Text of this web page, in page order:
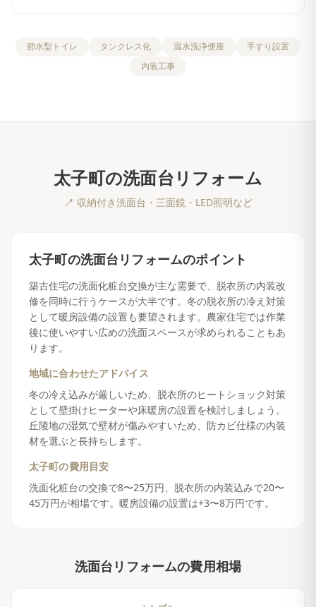
節水型トイレ タンクレス化 温水洗浄便座
手すり設置
内装工事
太子町の洗面台リフォーム
🪥 収納付き洗面台・三面鏡・LED照明など
太子町 の洗面台リフォームのポイント
築古住宅の洗面化粧台交換が主な需要で、脱衣所の内装改
修を同時に行うケースが大半です。冬の脱衣所の冷え対策
として暖房設備の設置も要望されます。農家住宅では作業
後に使いやすい広めの洗面スペースが求められることもあ
ります。
地域に合わせたアドバイス
冬の冷え込みが厳しいため、脱衣所のヒートショック対策
として壁掛けヒーターや床暖房の設置を検討しましょう。
丘陵地の湿気で壁材が傷みやすいため、防カビ仕様の内装
材を選ぶと長持ちします。
太子町の費用目安
洗面化粧台の交換で8〜25万円、脱衣所の内装込みで20〜
45万円が相場です。暖房設備の設置は+3〜8万円です。
洗面台リフォームの費用相場